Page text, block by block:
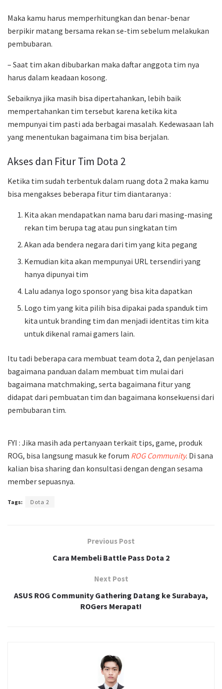
Maka kamu harus memperhitungkan dan benar-benar
berpikir matang bersama rekan se-tim sebelum melakukan
pembubaran.
– Saat tim akan dibubarkan maka daftar anggota tim nya
harus dalam keadaan kosong.
Sebaiknya jika masih bisa dipertahankan, lebih baik
mempertahankan tim tersebut karena ketika kita
mempunyai tim pasti ada berbagai masalah. Kedewasaan lah
yang menentukan bagaimana tim bisa berjalan.
Akses dan Fitur Tim Dota 2
Ketika tim sudah terbentuk dalam ruang dota 2 maka kamu
bisa mengakses beberapa fitur tim diantaranya :
Kita akan mendapatkan nama baru dari masing-masing
rekan tim berupa tag atau pun singkatan tim
Akan ada bendera negara dari tim yang kita pegang
Kemudian kita akan mempunyai URL tersendiri yang
hanya dipunyai tim
Lalu adanya logo sponsor yang bisa kita dapatkan
Logo tim yang kita pilih bisa dipakai pada spanduk tim
kita untuk branding tim dan menjadi identitas tim kita
untuk dikenal ramai gamers lain.
Itu tadi beberapa cara membuat team dota 2, dan penjelasan
bagaimana panduan dalam membuat tim mulai dari
bagaimana matchmaking, serta bagaimana fitur yang
didapat dari pembuatan tim dan bagaimana konsekuensi dari
pembubaran tim.
FYI : Jika masih ada pertanyaan terkait tips, game, produk
ROG, bisa langsung masuk ke forum ROG Community. Di sana
kalian bisa sharing dan konsultasi dengan dengan sesama
member sepuasnya.
Tags: Dota 2
Previous Post
Cara Membeli Battle Pass Dota 2
Next Post
ASUS ROG Community Gathering Datang ke Surabaya,
ROGers Merapat!